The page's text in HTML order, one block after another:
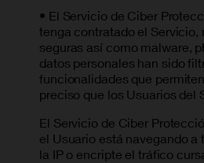
• El Servicio de Ciber
tenga contratado el Servicio,
seguras así como malware,
datos personales han sido
funcionalidades que
preciso que los Usuarios del
El Servicio de Ciber
el Usuario está navegando a
la IP o encripte el tráfico